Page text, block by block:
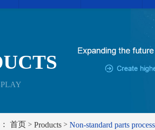
首页 > Products > Non-standard parts